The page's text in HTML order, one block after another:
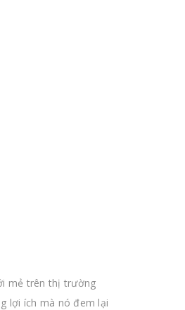
mẻ trên thị trường
lợi ích mà nó đem lại